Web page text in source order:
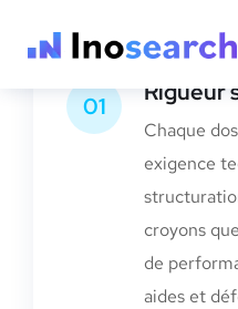
01 Rigueur
Chaque
exigence
croyons
de
aides et